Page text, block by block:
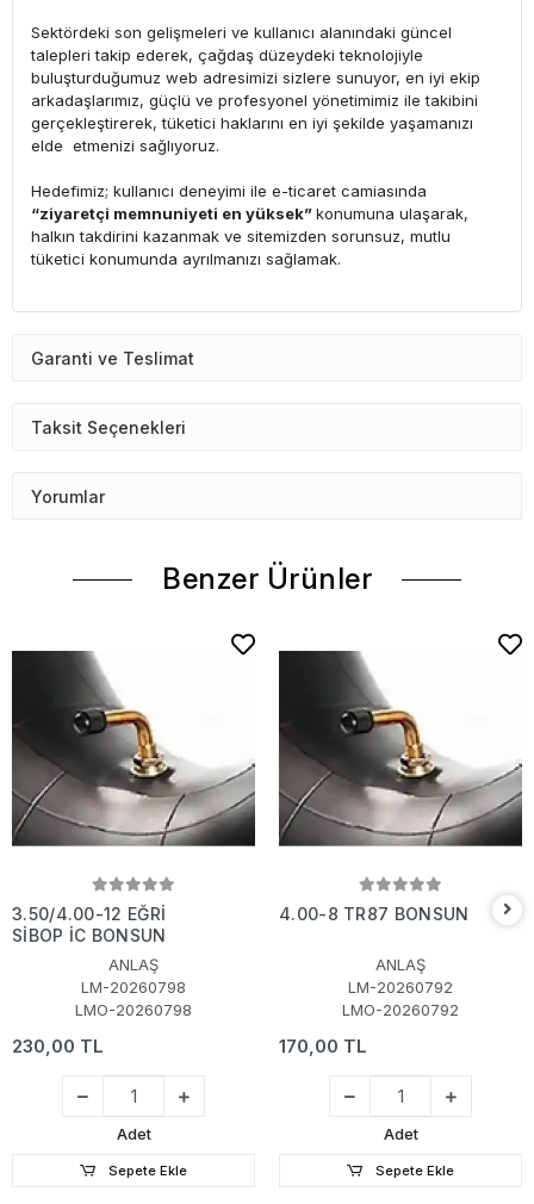
Sektördeki son gelişmeleri ve kullanıcı alanındaki güncel
talepleri takip ederek, çağdaş düzeydeki teknolojiyle
buluşturduğumuz web adresimizi sizlere sunuyor, en iyi ekip
arkadaşlarımız, güçlü ve profesyonel yönetimimiz ile takibini
gerçekleştirerek, tüketici haklarını en iyi şekilde yaşamanızı
elde etmenizi sağlıyoruz.
Hedefimiz; kullanıcı deneyimi ile e-ticaret camiasında
“ziyaretçi memnuniyeti en yüksek”konumuna ulaşarak,
halkın takdirini kazanmak ve sitemizden sorunsuz, mutlu
tüketici konumunda ayrılmanızı sağlamak.
Garanti ve Teslimat
Taksit Seçenekleri
Yorumlar
Benzer Ürünler
3.50/4.00-12 EĞRİ
SİBOP İÇ BONSUN
ANLAŞ
LM-20260798
LMO-20260798
230,00 TL
Adet
Sepete Ekle
4.00-8 TR87 BONSUN
ANLAŞ
LM-20260792
LMO-20260792
170,00 TL
Adet
Sepete Ekle